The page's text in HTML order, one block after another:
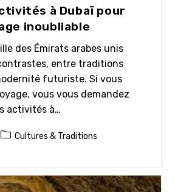
à Dubaï pour
inoubliable
des Émirats arabes unis
entre traditions
futuriste. Si vous
vous vous demandez
activités à…
PostCultures & Traditions